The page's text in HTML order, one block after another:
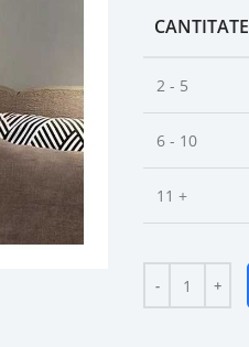
CANTITATE
2 - 5
6 - 10
11 +